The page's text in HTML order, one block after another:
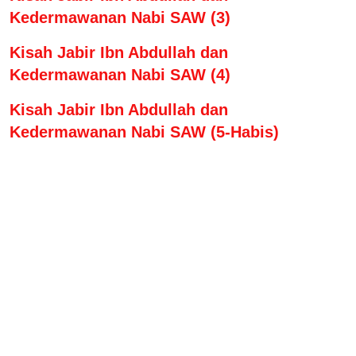
Kedermawanan Nabi SAW (3)
Kisah Jabir Ibn Abdullah dan
Kedermawanan Nabi SAW (4)
Kisah Jabir Ibn Abdullah dan
Kedermawanan Nabi SAW (5-Habis)